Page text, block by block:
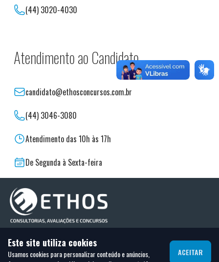
(44) 3020-4030
Atendimento ao Candidato
candidato@ethosconcursos.com.br
(44) 3046-3080
Atendimento das 10h às 17h
De Segunda à Sexta-feira
® 2023 Todos direitos reservados. Termos de uso e Política de
privacidade.
Este site utiliza cookies
Usamos cookies para personalizar conteúdo e anúncios,
ACEITAR